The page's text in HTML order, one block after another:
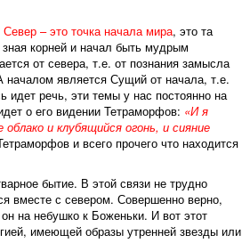
Север – это точка начала мира, это та
корней и начал быть мудрым
от севера, т.е. от познания замысла
является Сущий от начала, т.е.
речь, эти темы у нас постоянно на
о его видении Тетраморфов: «И я
и клубящийся огонь, и сияние
и всего прочего что находится
бытие. В этой связи не трудно
вместе с севером. Совершенно верно,
на небушко к Боженьки. И вот этот
имеющей образы утренней звезды или